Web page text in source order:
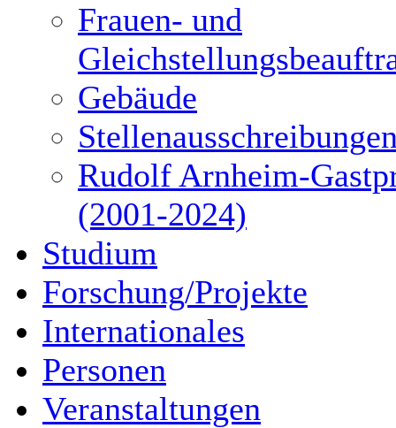
Frauen- und
Gebäude
Rudolf Arnheim-
(2001-2024)
Studium
Forschung/Projekte
Internationales
Personen
Veranstaltungen